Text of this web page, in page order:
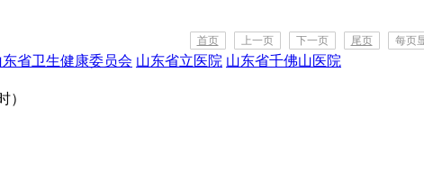
首页 上一页 下一页 尾页 每页
东省卫生健康委员会 山东省立医院 山东省千佛山医院
）